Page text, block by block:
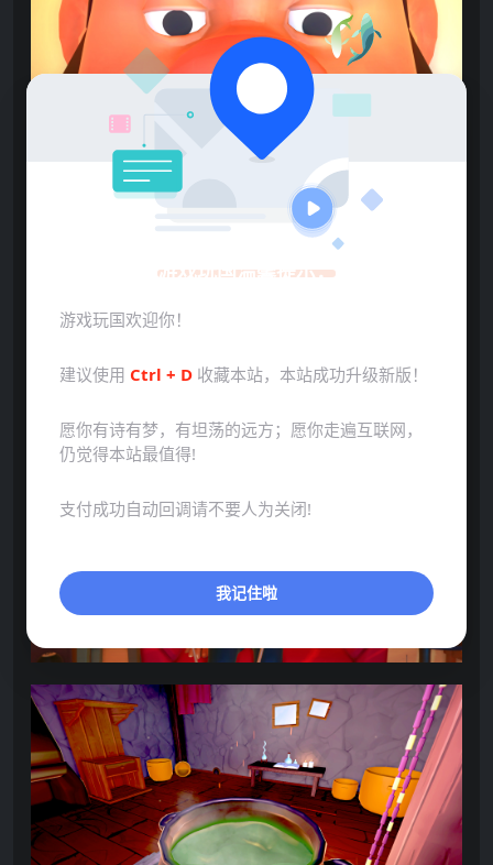
游戏玩国温馨提示：
游戏玩国欢迎你！
建议使用 Ctrl + D 收藏本站，本站成功升级新版！
愿你有诗有梦，有坦荡的远方；愿你走遍互联网，
仍觉得本站最值得!
支付成功自动回调请不要人为关闭!
我记住啦